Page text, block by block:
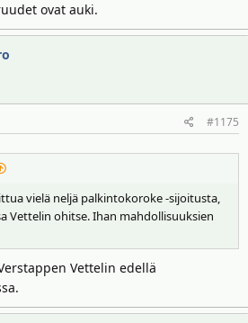
ovat auki.
#1175
vielä neljä palkintokoroke -sijoitusta,
Vettelin ohitse. Ihan mahdollisuuksien
Vettelin edellä